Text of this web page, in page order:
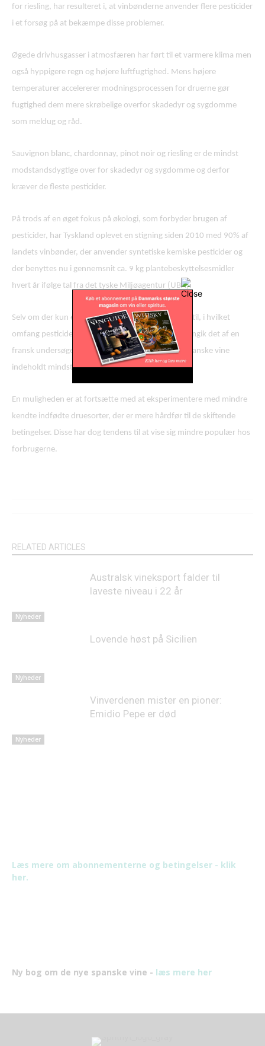
for riesling, har resulteret i, at vinbønderne anvender flere pesticider
i et forsøg på at bekæmpe disse problemer.
Øgede drivhusgasser i atmosfæren har ført til et varmere klima men
også hyppigere regn og højere luftfugtighed. Mens højere
temperaturer accelererer modningsprocessen for druerne gør
fugtighed dem mere skrøbelige overfor skadedyr og sygdomme
som meldug og råd.
Sauvignon blanc, chardonnay, pinot noir og riesling er de mindst
modstandsdygtige over for skadedyr og sygdomme og derfor
kræver de fleste pesticider.
På trods af en øget fokus på økologi, som forbyder brugen af
pesticider, har Tyskland oplevet en stigning siden 2010 med 90% af
landets vinbønder, der anvender syntetiske kemiske pesticider og
der benyttes nu i gennemsnit ca. 9 kg plantebeskyttelsesmidler
hvert år ifølge tal fra det tyske Miljøagentur (UBA).
Selv om der kun er lavet lidt forskning med hensyn til, i hvilket
omfang pesticider er til stede i den færdige vin, fremgik det af en
fransk undersøgelse i 2013, at størstedelen af de franske vine
indeholdt mindst ét pesticid.
En muligheden er at fortsætte med at eksperimentere med mindre
kendte indfødte druesorter, der er mere hårdfør til de skiftende
betingelser. Disse har dog tendens til at vise sig mindre populær hos
forbrugerne.
RELATED ARTICLES
Nyheder
Australsk vineksport falder til
laveste niveau i 22 år
Nyheder
Lovende høst på Sicilien
Nyheder
Vinverdenen mister en pioner:
Emidio Pepe er død
Læs mere om abonnementerne og betingelser - klik
her.
Ny bog om de nye spanske vine - læs mere her